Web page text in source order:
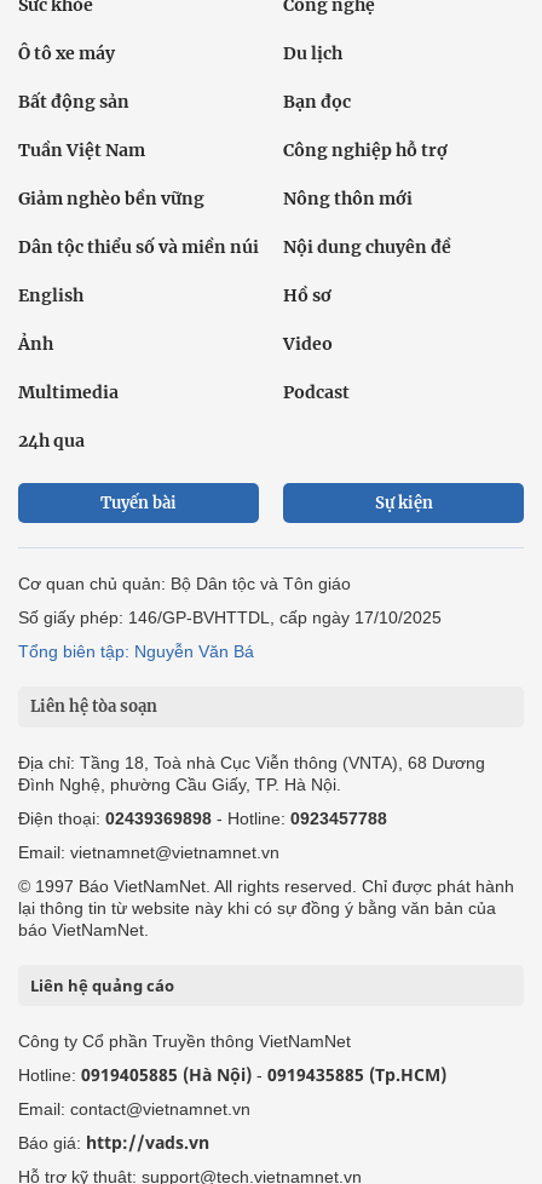
Ô tô xe máy Du lịch
Bất động sản Bạn đọc
Tuần Việt Nam Công nghiệp hỗ trợ
Giảm nghèo bền vững Nông thôn mới
Dân tộc thiểu số và miền núi Nội dung chuyên đề
English Hồ sơ
Ảnh Video
Multimedia Podcast
24h qua
Tuyến bài Sự kiện
Cơ quan chủ quản: Bộ Dân tộc và Tôn giáo
Số giấy phép: 146/GP-BVHTTDL, cấp ngày 17/10/2025
Tổng biên tập: Nguyễn Văn Bá
Liên hệ tòa soạn
Địa chỉ: Tầng 18, Toà nhà Cục Viễn thông (VNTA), 68 Dương
Đình Nghệ, phường Cầu Giấy, TP. Hà Nội.
Điện thoại: 02439369898 - Hotline: 0923457788
Email: vietnamnet@vietnamnet.vn
© 1997 Báo VietNamNet. All rights reserved. Chỉ được phát hành
lại thông tin từ website này khi có sự đồng ý bằng văn bản của
báo VietNamNet.
Liên hệ quảng cáo
Công ty Cổ phần Truyền thông VietNamNet
Hotline: 0919405885 (Hà Nội) - 0919435885 (Tp.HCM)
Email: contact@vietnamnet.vn
Báo giá: http://vads.vn
Hỗ trợ kỹ thuật: support@tech.vietnamnet.vn